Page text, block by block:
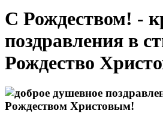
С Рождеством! -
поздравления в
Рождество
Рождеством Христовым!